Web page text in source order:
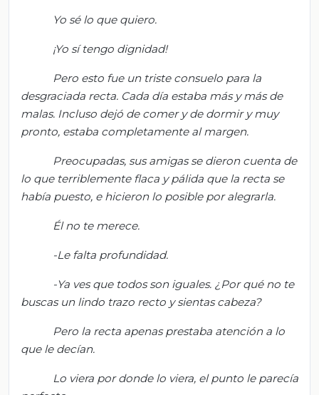
Yo sé lo que quiero.
¡Yo sí tengo dignidad!
Pero esto fue un triste consuelo para la
desgraciada recta. Cada día estaba más y más de
malas. Incluso dejó de comer y de dormir ymuy
pronto, estaba completamente al margen.
Preocupadas, sus amigas se dieron cuenta de
lo que terriblemente flaca y pálida que la recta se
había puesto, e hicieron lo posible por alegrarla.
Él no te merece.
-Le falta profundidad.
-Ya ves que todos son iguales. ¿Por qué no te
buscas un lindo trazo recto y sientas cabeza?
Pero la recta apenas prestaba atención a lo
que le decían.
Lo viera por donde lo viera, el punto le parecía